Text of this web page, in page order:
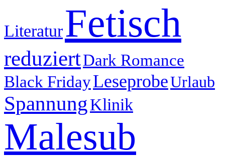
LiteraturFetisch
reduziertDark Romance
Black FridayLeseprobeUrlaub
SpannungKlinik
Malesub